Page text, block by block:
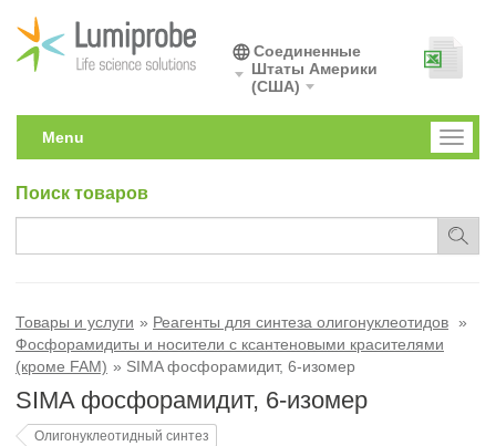
Соединенные
Штаты Америки
(США)
Toggle
Menu
Поиск товаров
Товары и услуги
Реагенты для синтеза олигонуклеотидов
Фосфорамидиты и носители с ксантеновыми красителями
(кроме FAM)
SIMA фосфорамидит, 6-изомер
SIMA фосфорамидит, 6-изомер
Олигонуклеотидный синтез